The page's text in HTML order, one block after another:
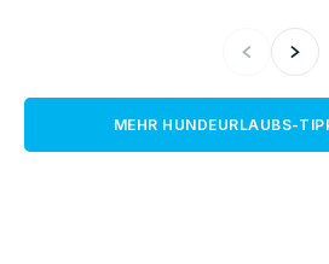
MEHR HUNDEURLAUBS-